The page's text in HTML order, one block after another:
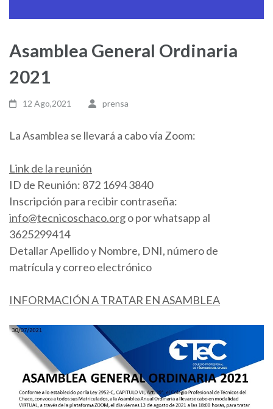
Asamblea General Ordinaria
2021
12 Ago,2021 prensa
La Asamblea se llevará a cabo vía Zoom:
Link de la reunión
ID de Reunión: 872 1694 3840
Inscripción para recibir contraseña:
info@tecnicoschaco.orgo por whatsapp al
3625299414
Detallar Apellido y Nombre, DNI, número de
matrícula y correo electrónico
INFORMACIÓN A TRATAR EN ASAMBLEA